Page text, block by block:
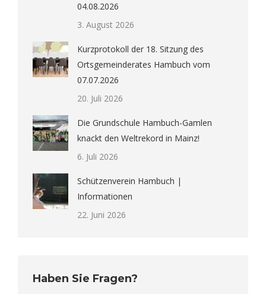
04.08.2026
3. August 2026
Kurzprotokoll der 18. Sitzung des
Ortsgemeinderates Hambuch vom
07.07.2026
20. Juli 2026
Die Grundschule Hambuch-Gamlen
knackt den Weltrekord in Mainz!
6. Juli 2026
Schützenverein Hambuch |
Informationen
22. Juni 2026
Haben Sie Fragen?